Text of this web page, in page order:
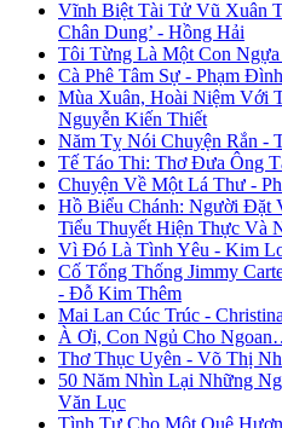
Vĩnh Biệt Tài Tử Vũ Xuân
Chân Dung’ - Hồng Hải
Tôi Từng Là Một Con
Cà Phê Tâm Sự - Phạm
Mùa Xuân, Hoài Niệm Với
Nguyễn Kiến Thiết
Năm Tỵ Nói Chuyện Rắn -
Tế Táo Thi: Thơ Đưa Ông
Chuyện Về Một Lá Thư -
Hồ Biểu Chánh: Người Đặt
Tiểu Thuyết Hiện Thực Và
Vì Đó Là Tình Yêu - Kim
Cố Tổng Thống Jimmy
- Đỗ Kim Thêm
Mai Lan Cúc Trúc -
À Ơi, Con Ngủ Cho
Thơ Thục Uyên - Võ Thị
50 Năm Nhìn Lại Những
Văn Lục
Tình Tự Cho Một Quê